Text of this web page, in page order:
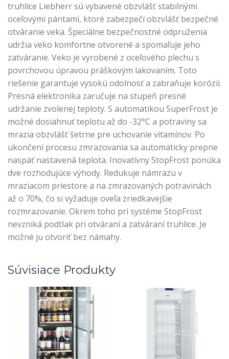
truhlice Liebherr sú vybavené obzvlášť stabilnými
oceľovými pántami, ktoré zabezpečí obzvlášť bezpečné
otváranie veka. Špeciálne bezpečnostné odpruženia
udržia veko komfortne otvorené a spomaľuje jeho
zatváranie. Veko je vyrobené z oceľového plechu s
povrchovou úpravou práškovým lakovaním. Toto
riešenie garantuje vysokú odolnosť a zabraňuje korózii.
Presná elektronika zaručuje na stupeň presné
udržanie zvolenej teploty. S automatikou SuperFrost je
možné dosiahnuť teplotu až do -32°C a potraviny sa
mrazia obzvlášť šetrne pre uchovanie vitamínov. Po
ukončení procesu zmrazovania sa automaticky prepne
naspäť nastavená teplota. Inovatívny StopFrost ponúka
dve rozhodujúce výhody. Redukuje námrazu v
mraziacom priestore a na zmrazovaných potravinách
až o 70%, čo si vyžaduje oveľa zriedkavejšie
rozmrazovanie. Okrem toho pri systéme StopFrost
nevzniká podtlak pri otváraní a zatváraní truhlice. Je
možné ju otvoriť bez námahy.
Súvisiace Produkty